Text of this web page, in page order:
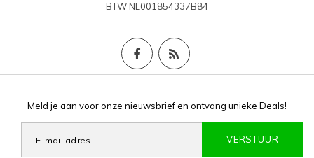
BTWNL001854337B84
Meld je aan voor onze nieuwsbrief en ontvang unieke Deals!
VERSTUUR